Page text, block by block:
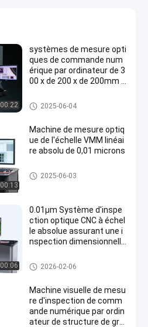
00:22
systèmes de mesure opti
ques de commande num
érique par ordinateur de 3
00 x de 200 x de 200mm p
e
Machines de mesure visuelles
2025-06-04
00:13
Machine de mesure optiq
ue de l'échelle VMM linéai
re absolu de 0,01 microns
Machine de mesure optique
2025-06-03
00:06
0.01μm Système d'inspe
ction optique CNC à échel
le absolue assurant une i
nspection dimensionnelle
e de la production
Système de mesure de vision
de commande numérique par
2026-02-06
Machine visuelle de mesu
re d'inspection de comm
ande numérique par ordin
ateur de structure de gra